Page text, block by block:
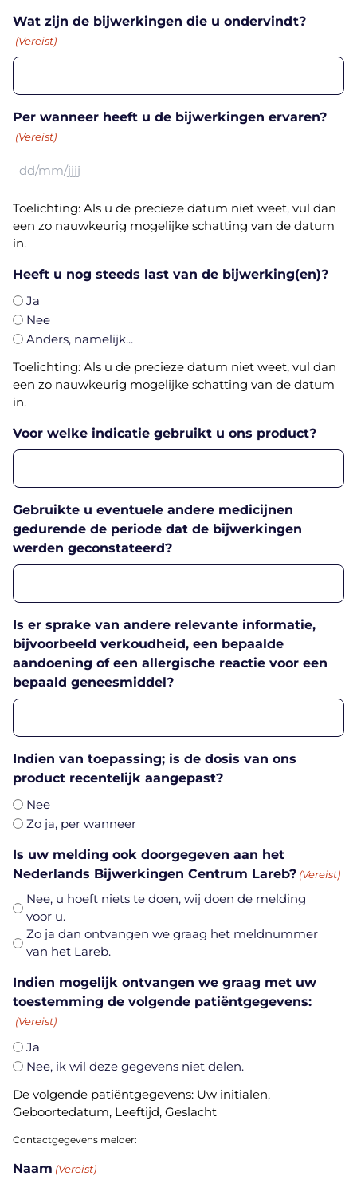
Wat zijn de bijwerkingen die u ondervindt?
(Vereist)
Per wanneer heeft u de bijwerkingen ervaren?
(Vereist)
DD
MM
slash
Toelichting: Als u de precieze datum niet weet, vul dan
een zo nauwkeurig mogelijke schatting van de datum
in.
Heeft u nog steeds last van de bijwerking(en)?
Ja
Nee
Anders, namelijk...
Toelichting: Als u de precieze datum niet weet, vul dan
een zo nauwkeurig mogelijke schatting van de datum
in.
Voor welke indicatie gebruikt u ons product?
Gebruikte u eventuele andere medicijnen
gedurende de periode dat de bijwerkingen
werden geconstateerd?
Is er sprake van andere relevante informatie,
bijvoorbeeld verkoudheid, een bepaalde
aandoening of een allergische reactie voor een
bepaald geneesmiddel?
Indien van toepassing; is de dosis van ons
product recentelijk aangepast?
Nee
Zo ja, per wanneer
Is uw melding ook doorgegeven aan het
Nederlands Bijwerkingen Centrum Lareb? (Vereist)
Nee, u hoeft niets te doen, wij doen de melding
voor u.
Zo ja dan ontvangen we graag het meldnummer
van het Lareb.
Indien mogelijk ontvangen we graag met uw
toestemming de volgende patiëntgegevens:
(Vereist)
Ja
Nee, ik wil deze gegevens niet delen.
De volgende patiëntgegevens: Uw initialen,
Geboortedatum, Leeftijd, Geslacht
Contactgegevens melder:
Naam (Vereist)